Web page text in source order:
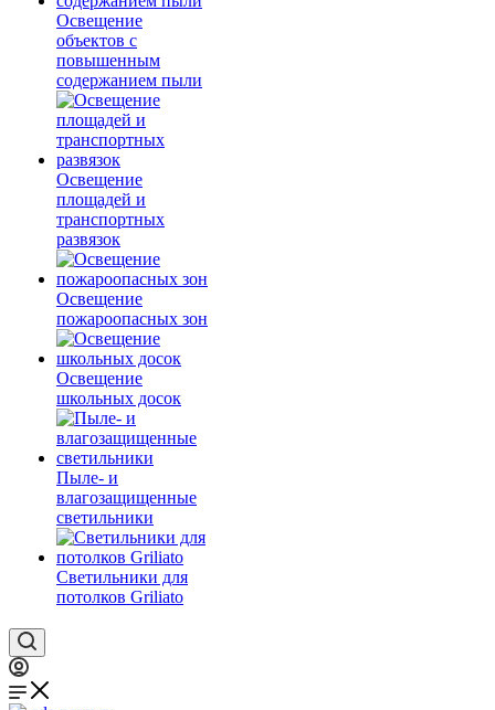
Освещение
объектов с
повышенным
содержанием пыли
Освещение
площадей и
транспортных
развязок
Освещение
пожароопасных зон
Освещение
школьных досок
Пыле- и
влагозащищенные
светильники
Светильники для
потолков Griliato